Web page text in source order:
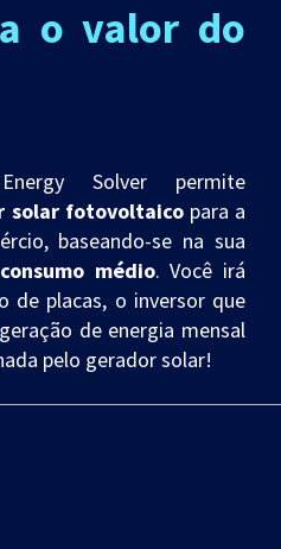
o valor do
Solver permite
solar fotovoltaicopara a
baseando-se na sua
consumo médio. Você irá
de placas, o inversor que
de energia mensal
pelo gerador solar!